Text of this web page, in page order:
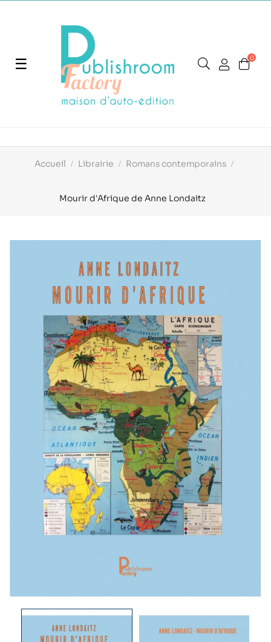
Basculer
navigation
☰ 0
Accueil Librairie Romans contemporains
Mourir d'Afrique de Anne Londaitz